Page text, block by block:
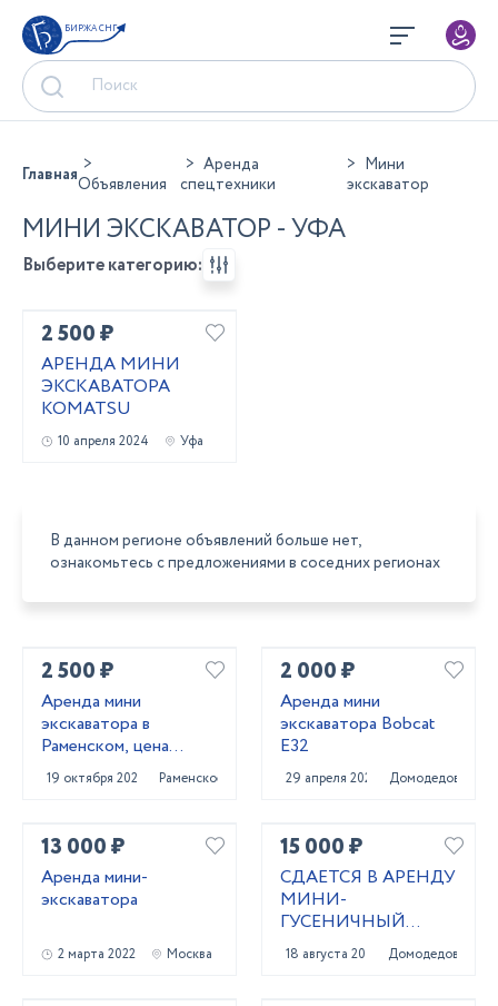
БИРЖА СНГ
ГлавнаяОбъявления
Аренда
спецтехники
Мини
экскаватор
МИНИ ЭКСКАВАТОР - УФА
Выберите категорию:
2 500 ₽
АРЕНДА МИНИ
ЭКСКАВАТОРА
KOMATSU
10 апреля 2024 Уфа
В данном регионе объявлений больше нет,
ознакомьтесь с предложениями в соседних регионах
2 500 ₽
Аренда мини
экскаватора в
Раменском, цена
услуги
19 октября 2024 Раменское
2 000 ₽
Аренда мини
экскаватора Bobcat
E32
29 апреля 2023 Домодедово
13 000 ₽
Аренда мини-
экскаватора
2 марта 2022 Москва
15 000 ₽
СДАЕТСЯ В АРЕНДУ
МИНИ-
ГУСЕНИЧНЫЙ
ЭКСКАВАТОР
18 августа 2021 Домодедово